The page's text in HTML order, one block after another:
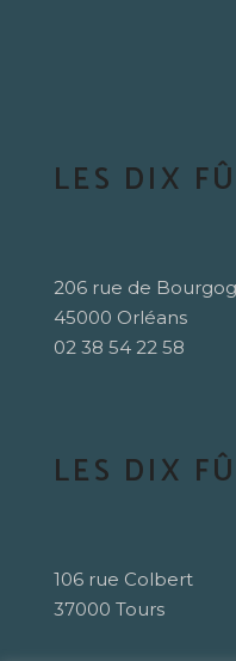
LES DIX
206 rue de
45000 Orléans
02 38 54 22 58
LES DIX
106 rue Colbert
37000 Tours